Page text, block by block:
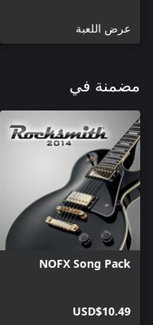
عرض اللعبة
مضمنة في
NOFX Song Pack
USD$10.49